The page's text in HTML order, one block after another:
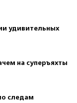
удивительных
на суперъяхты
следам